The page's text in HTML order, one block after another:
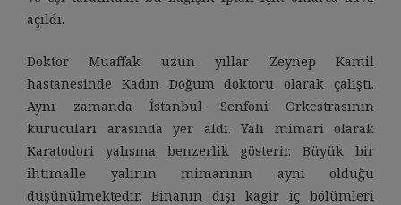
açıldı.
Doktor Muaffak uzun yıllar Zeynep Kamil
hastanesinde Kadın Doğum doktoru olarak çalıştı.
Aynı zamanda İstanbul Senfoni Orkestrasının
kurucuları arasında yer aldı. Yalı mimari olarak
Karatodori yalısına benzerlik gösterir. Büyük bir
ihtimalle yalının mimarının aynı olduğu
düşünülmektedir. Binanın dışı kagir iç bölümleri